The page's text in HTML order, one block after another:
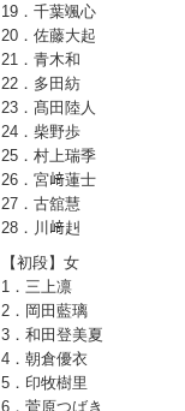
19．千葉颯心
20．佐藤大起
21．青木和
22．多田紡
23．髙田陸人
24．柴野歩
25．村上瑞季
26．宮﨑蓮士
27．古舘慧
28．川﨑赳
【初段】女
1．三上凛
2．岡田藍璃
3．和田登美夏
4．朝倉優衣
5．印牧樹里
6．菅原つばき